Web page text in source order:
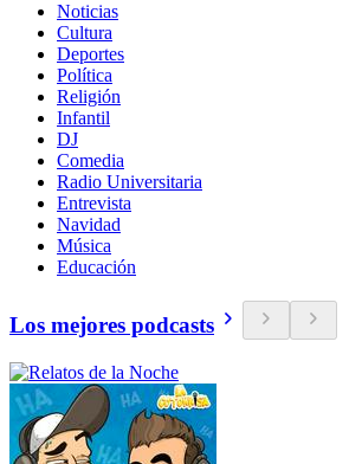
Noticias
Cultura
Deportes
Política
Religión
Infantil
DJ
Comedia
Radio Universitaria
Entrevista
Navidad
Música
Educación
Los mejores podcasts